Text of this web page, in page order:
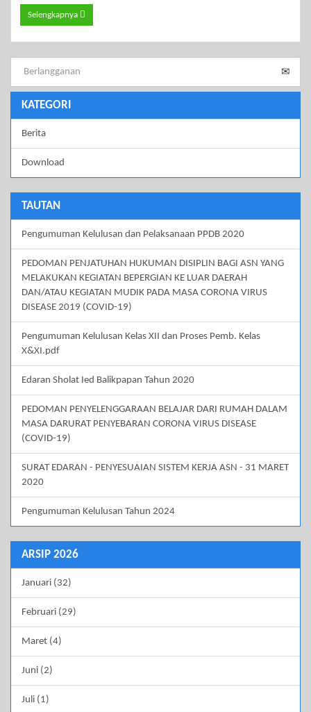
Selengkapnya
KATEGORI
Berita
Download
TAUTAN
Pengumuman Kelulusan dan Pelaksanaan PPDB 2020
PEDOMAN PENJATUHAN HUKUMAN DISIPLIN BAGI ASN YANG
MELAKUKAN KEGIATAN BEPERGIAN KE LUAR DAERAH
DAN/ATAU KEGIATAN MUDIK PADA MASA CORONA VIRUS
DISEASE 2019 (COVID-19)
Pengumuman Kelulusan Kelas XII dan Proses Pemb. Kelas
X&XI.pdf
Edaran Sholat Ied Balikpapan Tahun 2020
PEDOMAN PENYELENGGARAAN BELAJAR DARI RUMAH DALAM
MASA DARURAT PENYEBARAN CORONA VIRUS DISEASE
(COVID-19)
SURAT EDARAN - PENYESUAIAN SISTEM KERJA ASN - 31 MARET
2020
Pengumuman Kelulusan Tahun 2024
ARSIP 2026
Januari (32)
Februari (29)
Maret (4)
Juni (2)
Juli (1)